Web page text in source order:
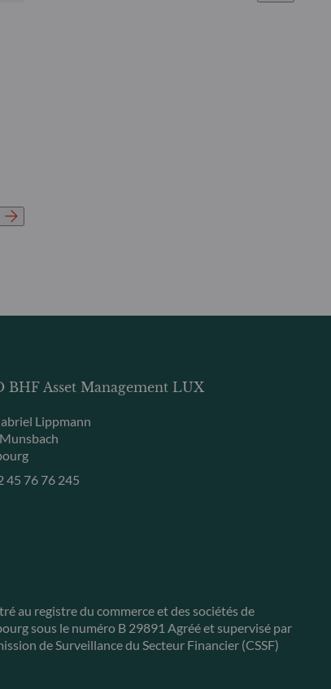
BHF Asset Management LUX
Lippmann
45 76 76 245
au registre du commerce et des sociétés de
sous le numéro B 29891 Agréé et supervisé par
de Surveillance du Secteur Financier (CSSF)